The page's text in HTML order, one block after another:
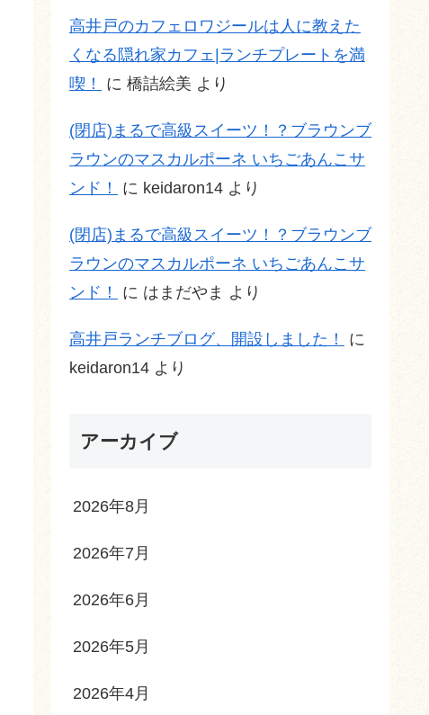
高井戸のカフェロワジールは人に教えた
くなる隠れ家カフェ|ランチプレートを満
喫！
に 橋詰絵美 より
(閉店)まるで高級スイーツ！？ブラウンブ
ラウンのマスカルポーネ いちごあんこサ
ンド！
に keidaron14 より
(閉店)まるで高級スイーツ！？ブラウンブ
ラウンのマスカルポーネ いちごあんこサ
ンド！
に はまだやま より
高井戸ランチブログ、開設しました！
に
keidaron14 より
アーカイブ
2026年8月
2026年7月
2026年6月
2026年5月
2026年4月